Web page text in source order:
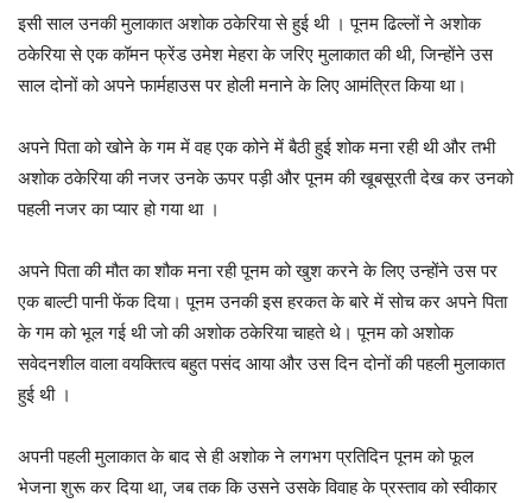
इसी साल उनकी मुलाकात अशोक ठकेरिया से हुई थी । पूनम ढिल्लों ने अशोक
ठकेरिया से एक कॉमन फ्रेंड उमेश मेहरा के जरिए मुलाकात की थी, जिन्होंने उस
साल दोनों को अपने फार्महाउस पर होली मनाने के लिए आमंत्रित किया था।
अपने पिता को खोने के गम में वह एक कोने में बैठी हुई शोक मना रही थी और तभी
अशोक ठकेरिया की नजर उनके ऊपर पड़ी और पूनम की खूबसूरती देख कर उनको
पहली नजर का प्यार हो गया था ।
अपने पिता की मौत का शौक मना रही पूनम को खुश करने के लिए उन्होंने उस पर
एक बाल्टी पानी फेंक दिया। पूनम उनकी इस हरकत के बारे में सोच कर अपने पिता
के गम को भूल गई थी जो की अशोक ठकेरिया चाहते थे। पूनम को अशोक
सवेदनशील वाला वयक्तित्व बहुत पसंद आया और उस दिन दोनों की पहली मुलाकात
हुई थी ।
अपनी पहली मुलाकात के बाद से ही अशोक ने लगभग प्रतिदिन पूनम को फूल
भेजना शुरू कर दिया था, जब तक कि उसने उसके विवाह के प्रस्ताव को स्वीकार